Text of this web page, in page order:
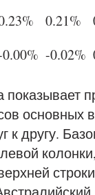
0.21%
-0.02%
показывает
основных
к другу.